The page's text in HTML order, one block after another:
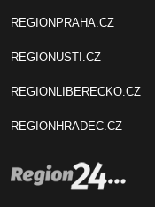
REGIONPRAHA.CZ
REGIONUSTI.CZ
REGIONLIBERECKO.CZ
REGIONHRADEC.CZ